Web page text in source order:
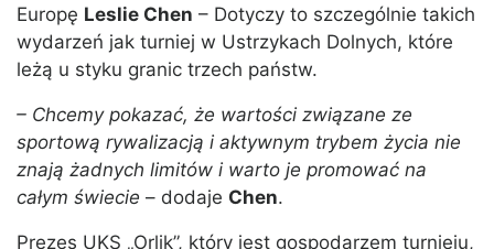
Europę Leslie Chen – Dotyczy to szczególnie takich
wydarzeń jak turniej w Ustrzykach Dolnych, które
leżą u styku granic trzech państw.
– Chcemy pokazać, że wartości związane ze
sportową rywalizacją i aktywnym trybem życia nie
znają żadnych limitów i warto je promować na
całym świecie – dodaje Chen.
Prezes UKS „Orlik”, który jest gospodarzem turnieju,